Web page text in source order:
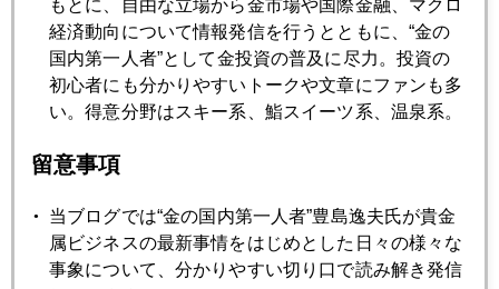
2008年05月22日
第二ラウンドのテーマは"インフレ"
金価格続騰
2008年05月20日
サブプラデフレから資源インフレへ
もとに、自由な立場から金市場や国際金融、マクロ
経済動向について情報発信を行うとともに、“金の
国内第一人者”として金投資の普及に尽力。投資の
初心者にも分かりやすいトークや文章にファンも多
い。得意分野はスキー系、鮨スイーツ系、温泉系。
留意事項
当ブログでは“金の国内第一人者”豊島逸夫氏が貴金
属ビジネスの最新事情をはじめとした日々の様々な
事象について、分かりやすい切り口で読み解き発信